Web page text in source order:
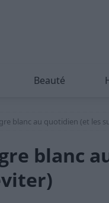
Beauté
blanc au quotidien (et les
blanc